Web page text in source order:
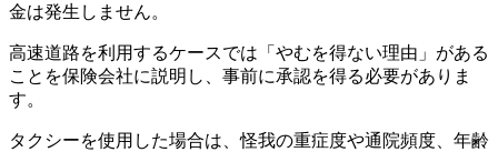
金は発生しません。
高速道路を利用するケースでは「やむを得ない理由」がある
ことを保険会社に説明し、事前に承認を得る必要がありま
す。
タクシーを使用した場合は、怪我の重症度や通院頻度、年齢